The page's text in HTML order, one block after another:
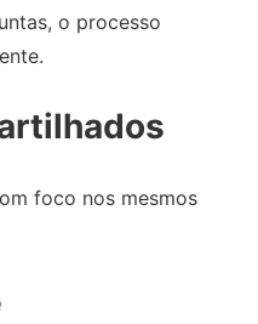
o processo
foco nos mesmos